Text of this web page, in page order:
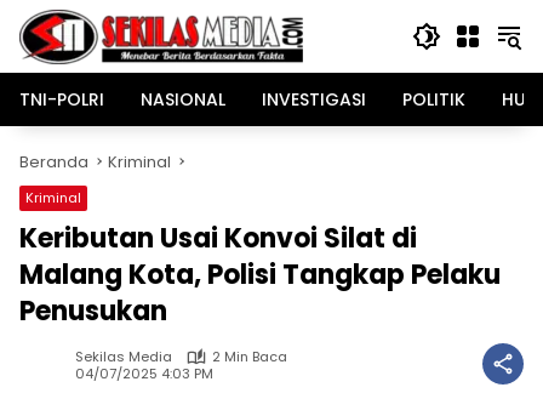
Langsung
konten
TNI-POLRI
NASIONAL INVESTIGASI POLITIK
Beranda Kriminal
Kriminal
Keributan Usai Konvoi Silat di
Malang Kota, Polisi Tangkap Pelaku
Penusukan
Sekilas Media
2 Min Baca
04/07/2025 4:03 PM